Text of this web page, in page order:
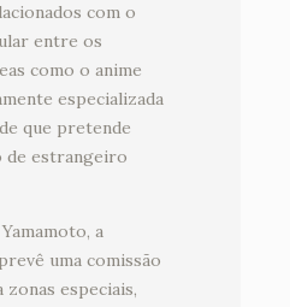
com o
entre os
como o anime
especializada
que pretende
de estrangeiro
a
uma comissão
zonas especiais,